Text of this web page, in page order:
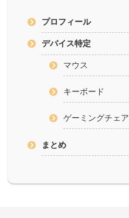
プロフィール
デバイス特定
マウス
キーボード
ゲーミングチェア
まとめ